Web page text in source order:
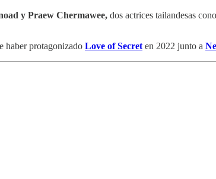
y Praew Chermawee, dos actrices tailandesas
haber protagonizado Love of Secret en 2022 junto a